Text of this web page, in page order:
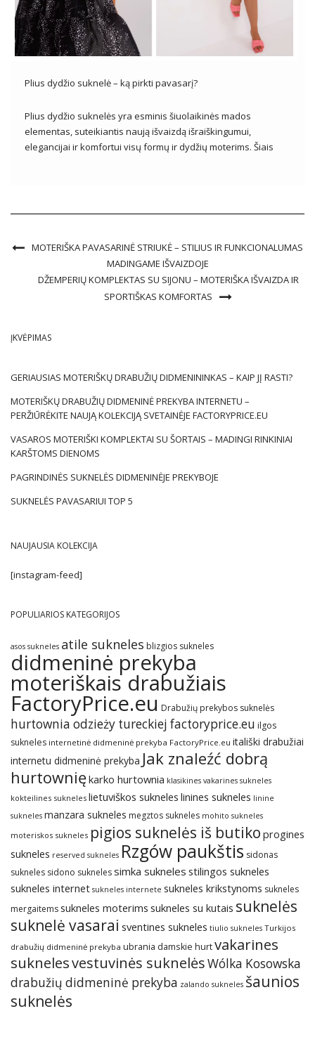
Plius dydžio suknelė – ką pirkti pavasarį?
Plius dydžio suknelės yra esminis šiuolaikinės mados
elementas, suteikiantis naują išvaizdą išraiškingumui,
elegancijai ir komfortui visų formų ir dydžių moterims. Šiais
MOTERIŠKA PAVASARINĖ STRIUKĖ – STILIUS IR FUNKCIONALUMAS
MADINGAME IŠVAIZDOJE
DŽEMPERIŲ KOMPLEKTAS SU SIJONU – MOTERIŠKA IŠVAIZDA IR
SPORTIŠKAS KOMFORTAS
ĮKVĖPIMAS
GERIAUSIAS MOTERIŠKŲ DRABUŽIŲ DIDMENININKAS – KAIP JĮ RASTI?
MOTERIŠKŲ DRABUŽIŲ DIDMENINĖ PREKYBA INTERNETU –
PERŽIŪRĖKITE NAUJĄ KOLEKCIJĄ SVETAINĖJE FACTORYPRICE.EU
VASAROS MOTERIŠKI KOMPLEKTAI SU ŠORTAIS – MADINGI RINKINIAI
KARŠTOMS DIENOMS
PAGRINDINĖS SUKNELĖS DIDMENINĖJE PREKYBOJE
SUKNELĖS PAVASARIUI TOP 5
NAUJAUSIA KOLEKCIJA
[instagram-feed]
POPULIARIOS KATEGORIJOS
asos sukneles atile sukneles blizgios sukneles
didmeninė prekyba
moteriškais drabužiais
FactoryPrice.eu Drabužių prekybos suknelės
hurtownia odzieży tureckiej factoryprice.eu ilgos
sukneles internetinė didmeninė prekyba FactoryPrice.eu itališki drabužiai
internetu didmeninė prekyba Jak znaleźć dobrą
hurtowniękarko hurtownia klasikines vakarines sukneles
kokteilines sukneles lietuviškos sukneles linines sukneles linine
sukneles manzara sukneles megztos sukneles mohito sukneles
moteriskos sukneles pigios suknelės iš butiko progines
sukneles reserved sukneles Rzgów paukštis sidonas
sukneles sidono suknelessimka sukneles stilingos sukneles
sukneles internet sukneles internete sukneles krikstynoms sukneles
mergaitemssukneles moterims sukneles su kutais suknelės
suknelė vasarai sventines sukneles tiulio sukneles Turkijos
drabužių didmeninė prekyba ubrania damskie hurtvakarines
suknelesvestuvinės suknelėsWólka Kosowska
drabužių didmeninė prekyba zalando sukneles šaunios
suknelės